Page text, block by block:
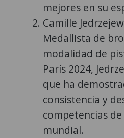
mejores en su
Camille
Medallista de
modalidad de
París 2024,
que ha
consistencia y
competencias
mundial.